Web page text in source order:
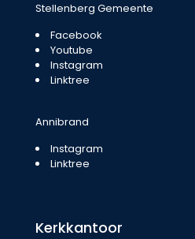
Stellenberg Gemeente
Facebook
Youtube
Instagram
Linktree
Annibrand
Instagram
Linktree
Kerkkantoor